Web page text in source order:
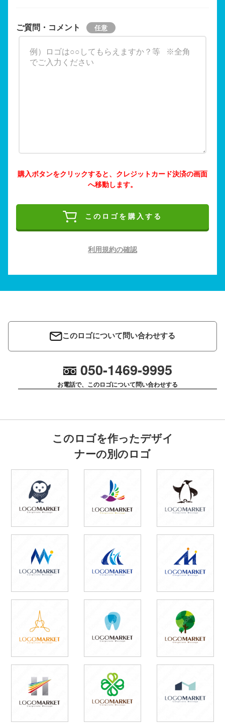
ご質問・コメント
購入ボタンをクリックすると、クレジットカード決済の画面
へ移動します。
このロゴを購入する
利用規約の確認
このロゴについて問い合わせする
050-1469-9995
お電話で、このロゴについて問い合わせする
このロゴを作ったデザイ
ナーの別のロゴ